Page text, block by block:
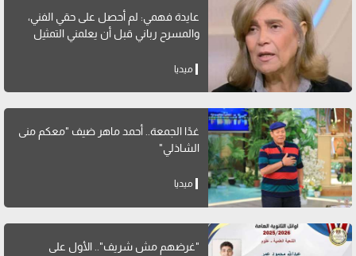
عايدة فهمي: لم أحصل على حقي الفني،
والمسرح رباني قبل أن يعلمني التمثيل
ميديا
غدًا الجمعة.. أحمد ماهر ضيف "معكم منى
الشاذلي"
ميديا
"غرضهم مش شريف".. الأول على